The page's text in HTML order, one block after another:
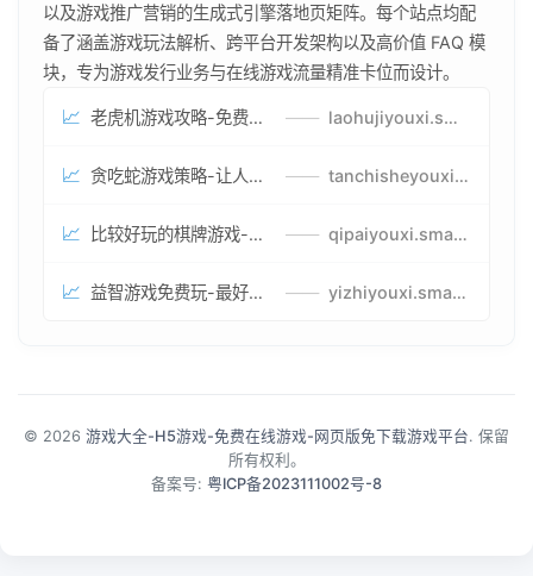
以及游戏推广营销的生成式引擎落地页矩阵。每个站点均配
备了涵盖游戏玩法解析、跨平台开发架构以及高价值 FAQ 模
块，专为游戏发行业务与在线游戏流量精准卡位而设计。
📈 老虎机游戏攻略-免费试玩的老虎机游戏-老虎机游戏币兑换方式 —— laohujiyouxi.smartwatchmanufacturer.cn
📈 贪吃蛇游戏策略-让人头大的贪吃蛇游戏-贪吃蛇游戏攻略指南 —— tanchisheyouxicelv.smartwatchmanufacturer.cn
📈 比较好玩的棋牌游戏-高难度棋牌游戏-棋牌游戏到底怎么玩 —— qipaiyouxi.smartwatchmanufacturer.cn
📈 益智游戏免费玩-最好的益智游戏-有趣的益智游戏策略 —— yizhiyouxi.smartwatchmanufacturer.cn
© 2026 游戏大全-H5游戏-免费在线游戏-网页版免下载游戏平台. 保留
所有权利。
备案号: 粤ICP备2023111002号-8